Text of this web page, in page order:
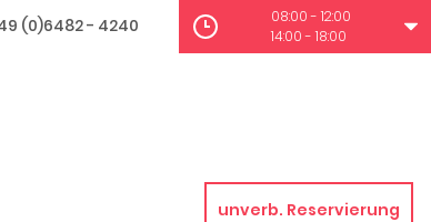
(0)6482 - 4240
08:00 - 12:00
14:00 - 18:00
unverb. Reservierung